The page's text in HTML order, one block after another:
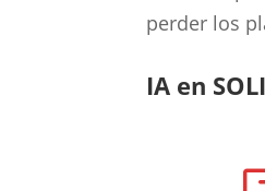
perder los
IA en